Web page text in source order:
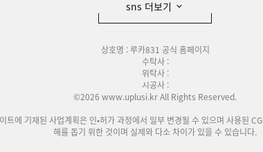
sns 더보기
상호명 : 루카831 공식 홈페이지
수탁사 :
위탁사 :
시공사 :
©2026 www.uplusi.kr All Rights Reserved.
트에 기재된 사업계획은 인•허가 과정에서 일부 변경될 수 있으며 사용된
해를 돕기 위한 것이며 실제와 다소 차이가 있을 수 있습니다.